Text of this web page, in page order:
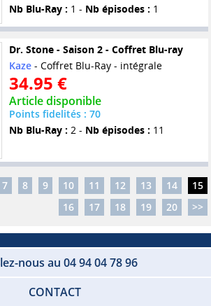
Nb Blu-Ray : 1 - Nb épisodes : 1
Dr. Stone - Saison 2 - Coffret Blu-ray
Kaze- Coffret Blu-Ray - intégrale
34.95 €
Article disponible
Points fidelités : 70
Nb Blu-Ray : 2 - Nb épisodes : 11
7 8 9 10 11 12 13 14
15
16
17 18 19 20 >>
nous au 04 94 04 78 96
CONTACT